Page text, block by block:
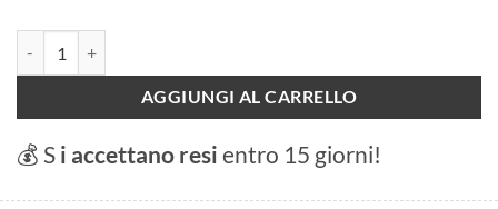
AGGIUNGI AL CARRELLO
💰 S i accettano resi entro 15 giorni!